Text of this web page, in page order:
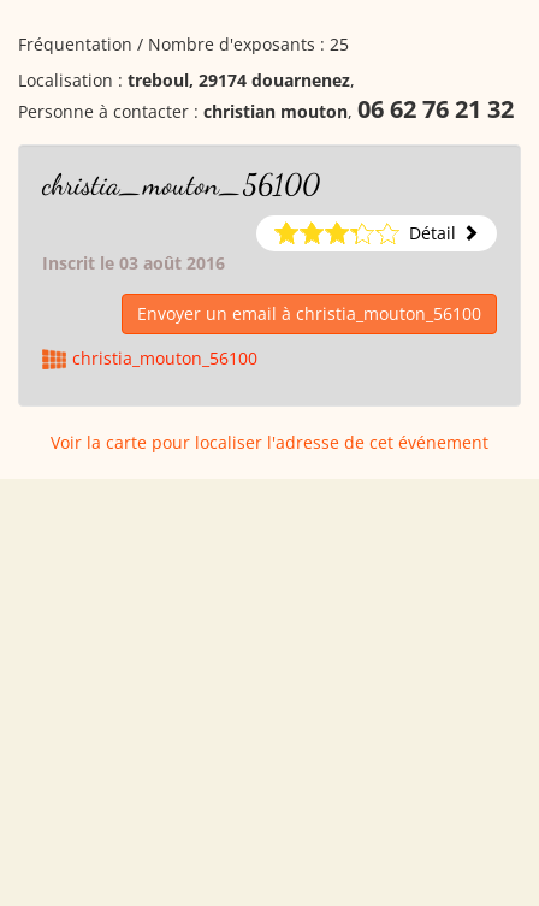
Fréquentation / Nombre d'exposants : 25
Localisation : treboul, 29174 douarnenez,
Personne à contacter : christian mouton, 06 62 76 21 32
christia_mouton_56100
Détail
Inscrit le 03 août 2016
Envoyer un email à christia_mouton_56100
christia_mouton_56100
Voir la carte pour localiser l'adresse de cet événement